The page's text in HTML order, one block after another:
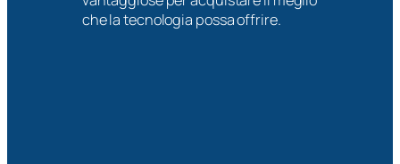
che la tecnologia possa offrire.